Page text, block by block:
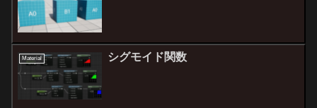
Material シグモイド関数